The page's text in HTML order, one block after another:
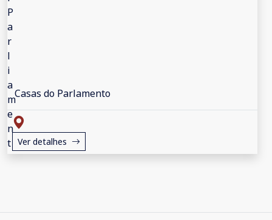
Casas do Parlamento
Ver detalhes